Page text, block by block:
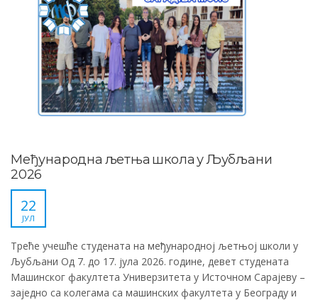
Међународна љетња школа у Љубљани
2026
22
ЈУЛ
Треће учешће студената на међународној љетњој школи у
Љубљани Од 7. до 17. јула 2026. године, девет студената
Машинског факултета Универзитета у Источном Сарајеву –
заједно са колегама са машинских факултета у Београду и